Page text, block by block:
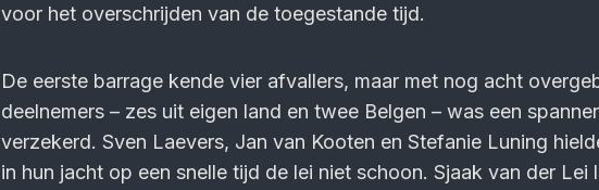
voor het overschrijden van de toegestande tijd.
De eerste barrage kende vier afvallers, maar met nog acht
deelnemers – zes uit eigen land en twee Belgen – was een
verzekerd. Sven Laevers, Jan van Kooten en Stefanie Luning
in hun jacht op een snelle tijd de lei niet schoon. Sjaak van der Lei